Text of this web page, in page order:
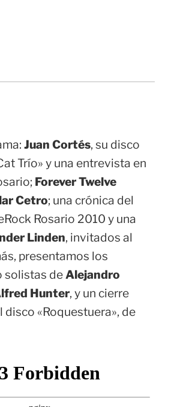
Juan Cortés, su disco
Trío» y una entrevista en
Forever Twelve
Cetro; una crónica del
Rosario 2010 y una
Linden, invitados al
presentamos los
solistas de Alejandro
Hunter, y un cierre
disco «Roquestuera», de